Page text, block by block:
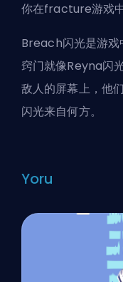
你在fracture游戏中
Breach闪光是游戏
窍门就像Reyna闪
敌人的屏幕上，他
闪光来自何方。
Yoru